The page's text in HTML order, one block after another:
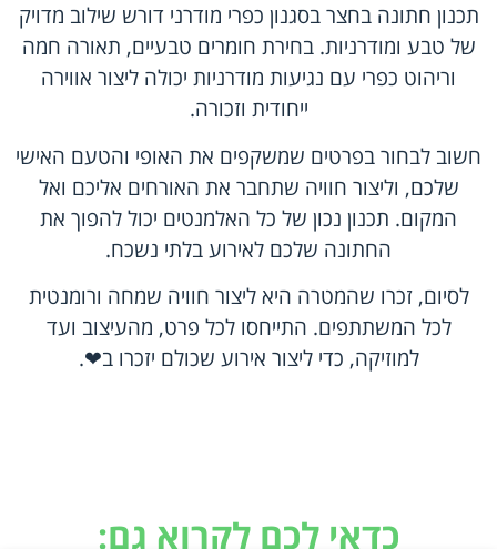
תכנון חתונה בחצר בסגנון כפרי מודרני דורש שילוב מדויק
של טבע ומודרניות. בחירת חומרים טבעיים, תאורה חמה
וריהוט כפרי עם נגיעות מודרניות יכולה ליצור אווירה
ייחודית וזכורה.
חשוב לבחור בפרטים שמשקפים את האופי והטעם האישי
שלכם, וליצור חוויה שתחבר את האורחים אליכם ואל
המקום. תכנון נכון של כל האלמנטים יכול להפוך את
החתונה שלכם לאירוע בלתי נשכח.
לסיום, זכרו שהמטרה היא ליצור חוויה שמחה ורומנטית
לכל המשתתפים. התייחסו לכל פרט, מהעיצוב ועד
למוזיקה, כדי ליצור אירוע שכולם יזכרו ב❤.
כדאי לכם לקרוא גם: